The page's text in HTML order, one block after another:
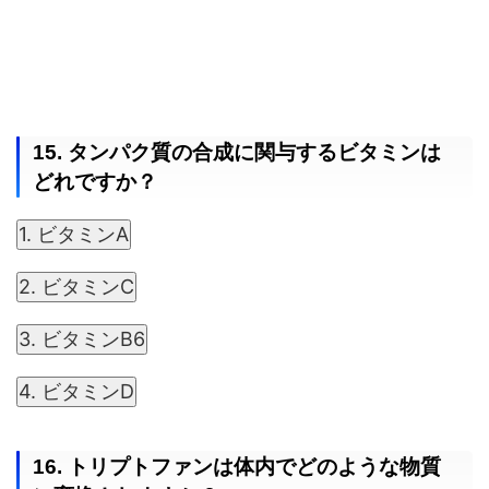
15. タンパク質の合成に関与するビタミンは
どれですか？
1. ビタミンA
2. ビタミンC
3. ビタミンB6
4. ビタミンD
16. トリプトファンは体内でどのような物質